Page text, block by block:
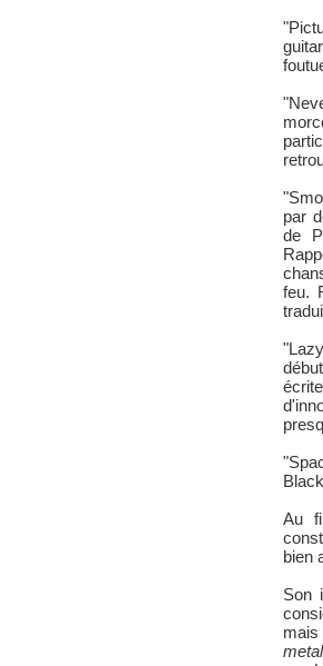
par
de
feu.
Au
bien
Son
mais
metal